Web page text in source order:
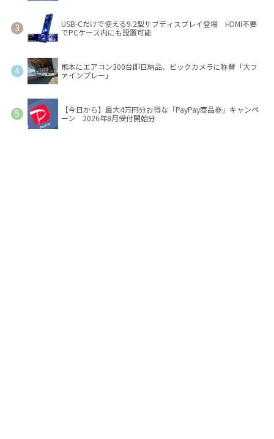
USB-Cだけで使える9.2型サブディスプレイ登場 HDMI不要
でPCケース内にも設置可能
熊本にエアコン300台即日納品、ビックカメラに称賛「大フ
ァインプレー」
【今日から】最大4万円分お得な「PayPay商品券」キャンペ
ーン 2026年8月受付開始分